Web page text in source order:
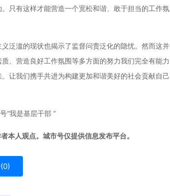
只有这样才能营造一个宽松和谐、敢于担当的工作氛
滥的现状也揭示了监督问责泛化的隐忧。然而这并
、营造良好工作氛围等多方面的努力我们完全有能力
让我们携手共进为构建更加和谐美好的社会贡献自己
我是基层干部 ”
本人观点。城市号仅提供信息发布平台。
0)